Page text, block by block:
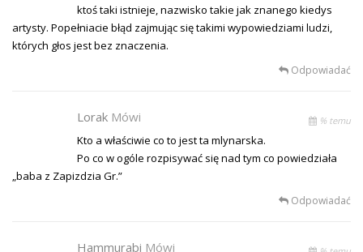
ktoś taki istnieje, nazwisko takie jak znanego kiedys
artysty. Popełniacie błąd zajmując się takimi wypowiedziami ludzi,
których głos jest bez znaczenia.
Odpowiadać
Lorak Mówi % temu
Kto a właściwie co to jest ta mlynarska.
Po co w ogóle rozpisywać się nad tym co powiedziała
„baba z Zapizdzia Gr.”
Odpowiadać
Hammurabi Mówi